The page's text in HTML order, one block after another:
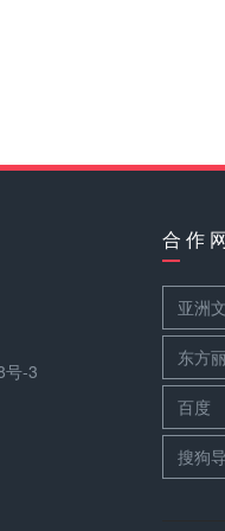
号-3
合 作
亚洲
东方
百度
搜狗